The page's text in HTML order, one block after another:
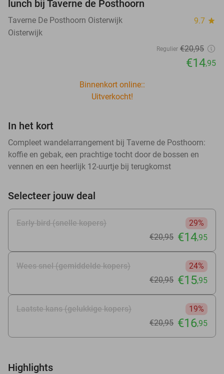
lunch bij Taverne de Posthoorn
Taverne De Posthoorn Oisterwijk 9.7 star
Oisterwijk
Regulier €20,95
€14,95
Binnenkort online::
Uitverkocht!
In het kort
Compleet wandelarrangement bij Taverne de Posthoorn:
koffie en gebak, een prachtige tocht door de bossen en
vennen en een heerlijk 12-uurtje bij terugkomst
Selecteer jouw deal
Early bird (snelle kopers)
29%
€20,95 €14,95
Wees snel (gemiddelde kopers)
24%
€20,95 €15,95
Laatste kans (gelukkige kopers)
19%
€20,95 €16,95
Highlights